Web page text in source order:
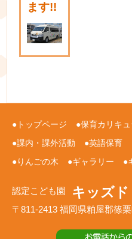
ます!!
トップページ 保育カリキュ
課内・課外活動
英語保育
りんごの木
ギャラリー
認定こども園 キッズド
〒811-2413 福岡県粕屋郡篠